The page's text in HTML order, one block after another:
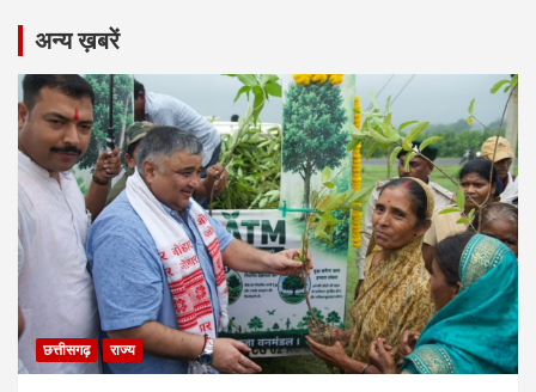
अन्य ख़बरें
छत्तीसगढ़ राज्य